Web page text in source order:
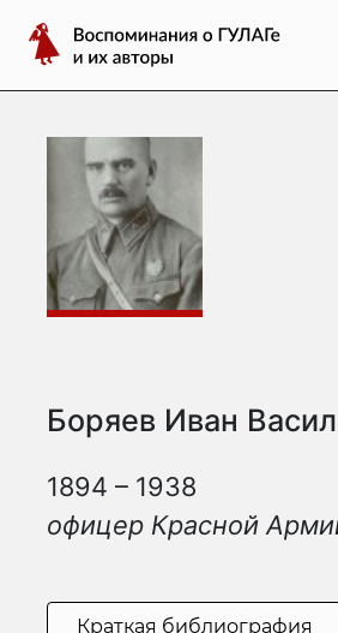
содержимому
Воспоминания
о
ГУЛАГе
авторы
Боряев Иван
1894 – 1938
офицер Красной
Краткая библиография